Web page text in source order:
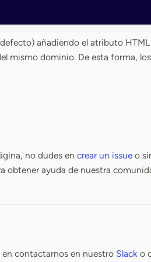
añadiendo el atributo HTML
mismo dominio. De esta forma,
no dudes en crear un issue o
obtener ayuda de nuestra
contactarnos en nuestro Slack o